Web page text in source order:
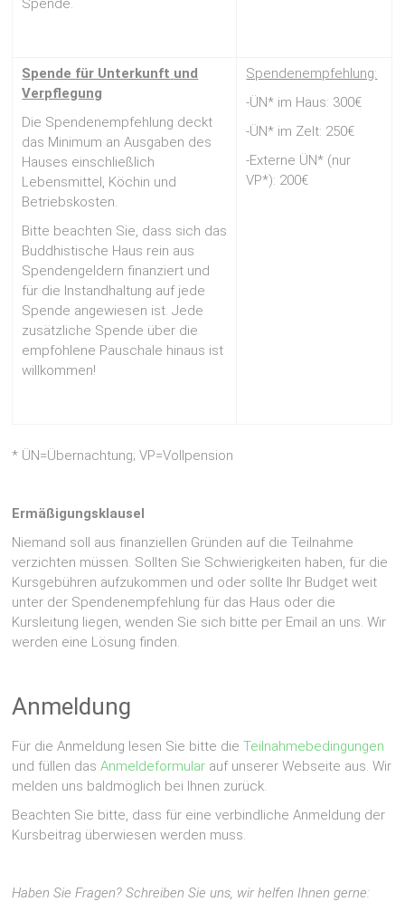
Spende.
Spende für Unterkunft und
Verpflegung
Die Spendenempfehlung deckt
das Minimum an Ausgaben des
Hauses einschließlich
Lebensmittel, Köchin und
Betriebskosten.
Bitte beachten Sie, dass sich das
Buddhistische Haus rein aus
Spendengeldern finanziert und
für die Instandhaltung auf jede
Spende angewiesen ist. Jede
zusätzliche Spende über die
empfohlene Pauschale hinaus ist
willkommen!
Spendenempfehlung:
-ÜN* im Haus: 300€
-ÜN* im Zelt: 250€
-Externe ÜN* (nur
VP*): 200€
* ÜN=Übernachtung; VP=Vollpension
Ermäßigungsklausel
Niemand soll aus finanziellen Gründen auf die Teilnahme
verzichten müssen. Sollten Sie Schwierigkeiten haben, für die
Kursgebühren aufzukommen und oder sollte Ihr Budget weit
unter der Spendenempfehlung für das Haus oder die
Kursleitung liegen, wenden Sie sich bitte per Email an uns. Wir
werden eine Lösung finden.
Anmeldung
Für die Anmeldung lesen Sie bitte dieTeilnahmebedingungen
und füllen dasAnmeldeformular auf unserer Webseite aus. Wir
melden uns baldmöglich bei Ihnen zurück.
Beachten Sie bitte, dass für eine verbindliche Anmeldung der
Kursbeitrag überwiesen werden muss.
Haben Sie Fragen? Schreiben Sie uns, wir helfen Ihnen gerne: